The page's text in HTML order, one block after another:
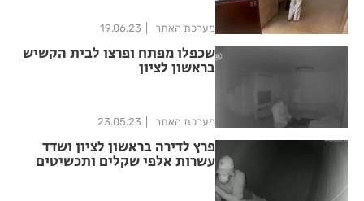
מערכת האתר 19.06.23
שכפלו מפתח ופרצו לבית הקשיש
בראשון לציון
מערכת האתר 23.05.23
פרץ לדירה בראשון לציון ושדד
עשרות אלפי שקלים ותכשיטים